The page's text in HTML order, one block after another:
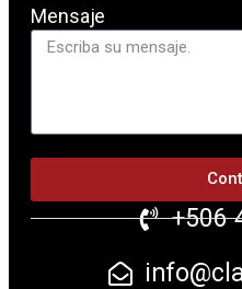
Mensaje
+506